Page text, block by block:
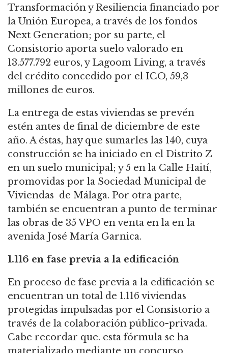
Transformación y Resiliencia financiado por
la Unión Europea, a través de los fondos
Next Generation; por su parte, el
Consistorio aporta suelo valorado en
13.577.792 euros, y Lagoom Living, a través
del crédito concedido por el ICO, 59,3
millones de euros.
La entrega de estas viviendas se prevén
estén antes de final de diciembre de este
año. A éstas, hay que sumarles las 140, cuya
construcción se ha iniciado en el Distrito Z
en un suelo municipal; y 5 en la Calle Haití,
promovidas por la Sociedad Municipal de
Viviendas de Málaga. Por otra parte,
también se encuentran a punto de terminar
las obras de 35 VPO en venta en la en la
avenida José María Garnica.
1.116 en fase previa a la edificación
En proceso de fase previa a la edificación se
encuentran un total de 1.116 viviendas
protegidas impulsadas por el Consistorio a
través de la colaboración público-privada.
Cabe recordar que. esta fórmula se ha